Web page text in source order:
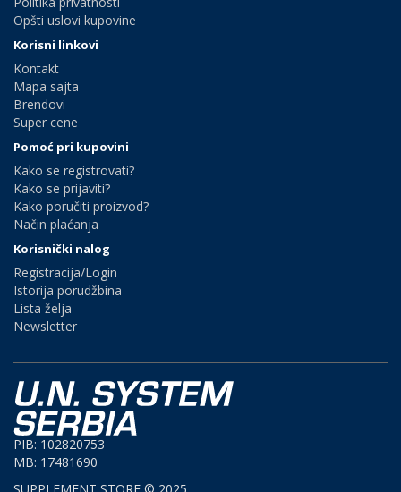
Opšti uslovi kupovine
Korisni linkovi
Kontakt
Mapa sajta
Brendovi
Super cene
Pomoć pri kupovini
Kako se registrovati?
Kako se prijaviti?
Kako poručiti proizvod?
Način plaćanja
Korisnički nalog
Registracija/Login
Istorija porudžbina
Lista želja
Newsletter
PIB: 102820753
MB: 17481690